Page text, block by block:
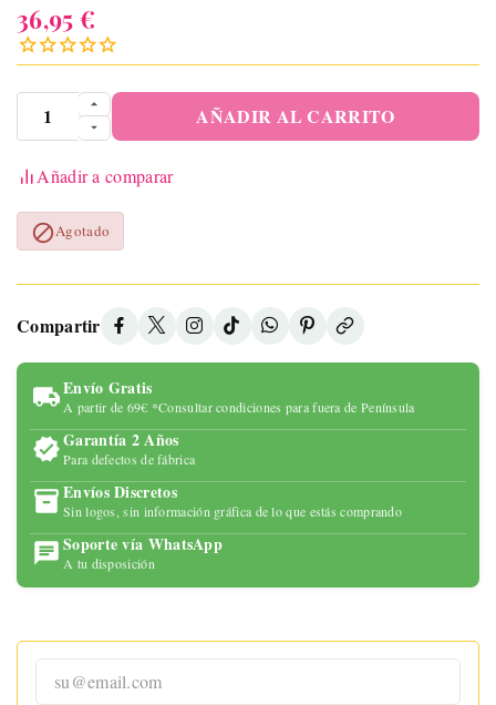
36,95 €
AÑADIR AL CARRITO
Añadir a comparar
Agotado
Compartir
Envío Gratis
A partir de 69€ *Consultar condiciones para fuera de Península
Garantía 2 Años
Para defectos de fábrica
Envíos Discretos
Sin logos, sin información gráfica de lo que estás comprando
Soporte vía WhatsApp
A tu disposición